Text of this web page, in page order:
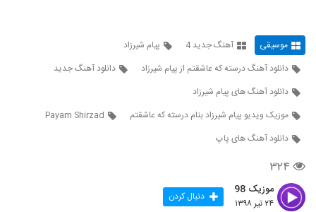
موسیقی آهنگ جدید 4
پیام شیرزاد
دانلود آهنگ درسته که عاشقتم از پیام شیرزاد
دانلود آهنگ جدید
دانلود آهنگ های پیام شیرزاد
موزیک ویدیو پیام شیرزاد بنام درسته که عاشقتم
Payam Shirzad
دانلود آهنگ های پاپ
۳۲۴
موزیک 98
۲۴ تیر ۱۳۹۸ دنبال کردن